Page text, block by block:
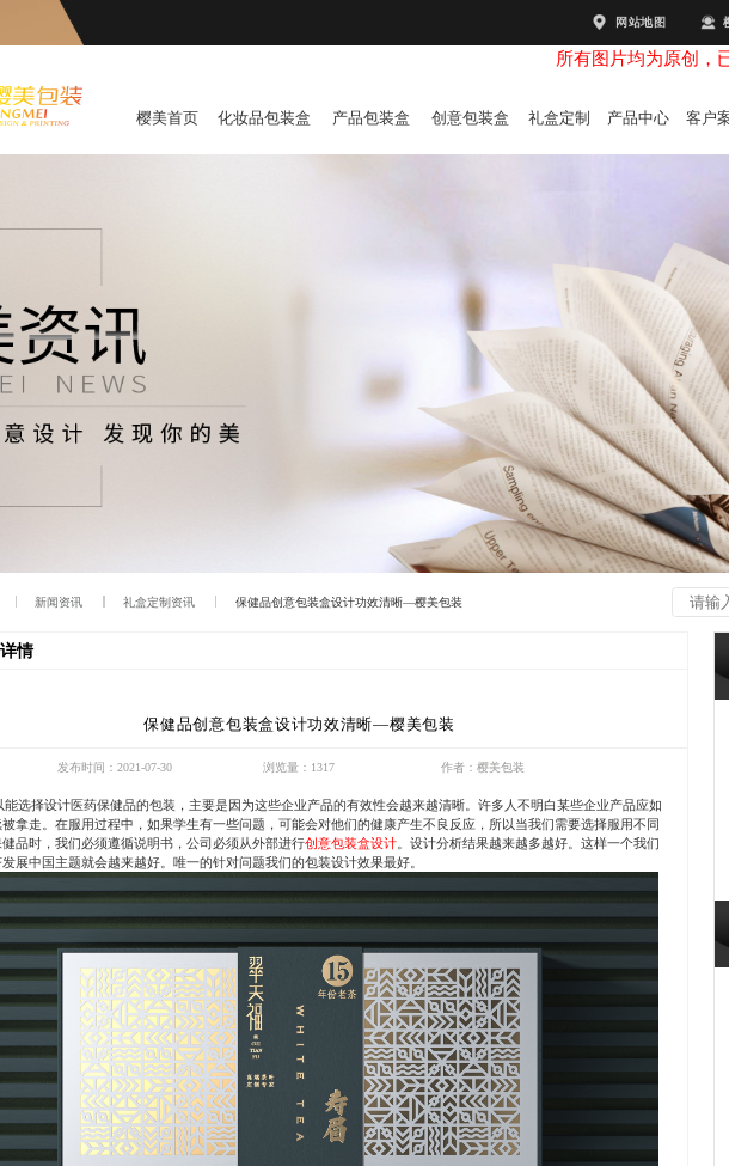
网站地图
所有图片均为原创，
化
,高档包装
樱美首页 化妆品包装盒 产品包装盒 创意包装盒 礼盒定制 产品中心 客户
新闻资讯 礼盒定制资讯 保健品创意包装盒设计功效清晰—樱美包装
情
保健品创意包装盒设计功效清晰—樱美包装
发布时间：2021-07-30 浏览量：1317 作者：樱美包装
能选择设计医药保健品的包装，主要是因为这些企业产品的有效性会越来越清晰。许多人不明白某些企业产品应如
拿走。在服用过程中，如果学生有一些问题，可能会对他们的健康产生不良反应，所以当我们需要选择服用不同
品时，我们必须遵循说明书，公司必须从外部进行创意包装盒设计 。设计分析结果越来越多越好。这样一个我们
展中国主题就会越来越好。唯一的针对问题我们的包装设计效果最好。